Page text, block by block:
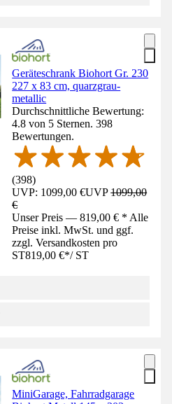
Geräteschrank Biohort Gr. 230
227 x 83 cm, quarzgrau-
metallic
Durchschnittliche Bewertung:
4.8 von 5 Sternen. 398
Bewertungen.
(398)
UVP: 1099,00 €UVP1099,00
€
Unser Preis — 819,00 € * Alle
Preise inkl. MwSt. und ggf.
zzgl. Versandkosten pro
ST819,00 €*/ ST
MiniGarage, Fahrradgarage